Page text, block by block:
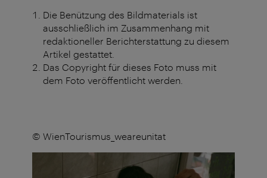
Die Benützung des Bildmaterials ist
ausschließlich im Zusammenhang mit
redaktioneller Berichterstattung zu diesem
Artikel gestattet.
Das Copyright für dieses Foto muss mit
dem Foto veröffentlicht werden.
© WienTourismus_weareunitat